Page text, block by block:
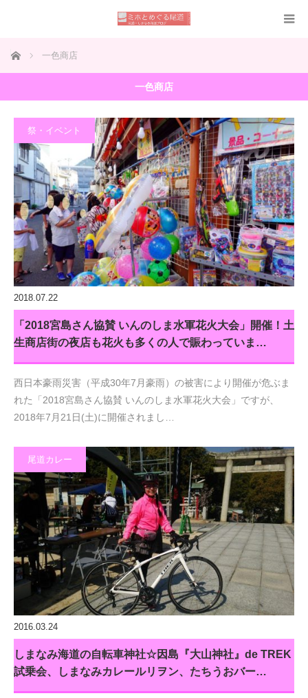
ホーム 一色商店
一色商店
祭・イベント
2018.07.22
「2018宮島さん協賛 いんのしま水軍花火大会」開催！土
生商店街の夜店も花火も多くの人で賑わっていま…
西日本豪雨災害（平成30年7月豪雨）の被害により開催が危ぶま
れた「2018宮島さん協賛 いんのしま水軍花火大会」ですが、
2018年7月21日(土)に開催されまし…
尾道カレー
2016.03.24
しまなみ海道の自転車神社☆因島『大山神社』de TREK
試乗会、しまなみカレールリヲン、たちうおバー…